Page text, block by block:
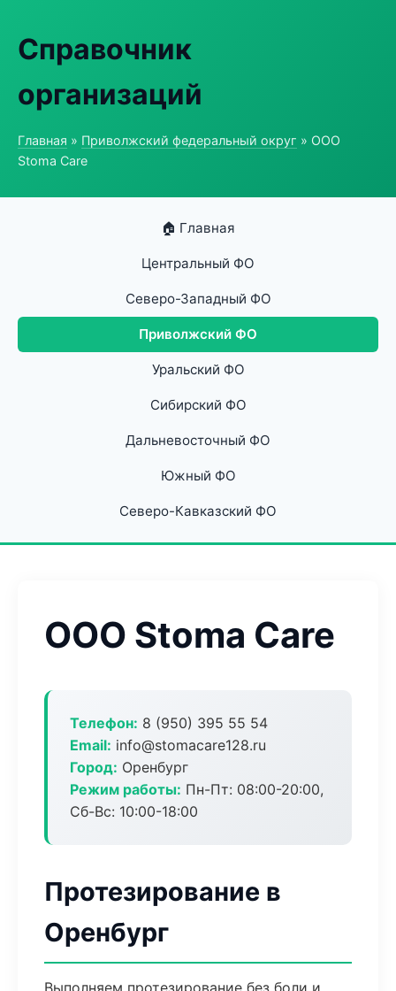
Справочник
организаций
Главная » Приволжский федеральный округ » ООО
Stoma Care
🏠 Главная
Центральный ФО
Северо-Западный ФО
Приволжский ФО
Уральский ФО
Сибирский ФО
Дальневосточный ФО
Южный ФО
Северо-Кавказский ФО
ООО Stoma Care
Телефон: 8 (950) 395 55 54
Email: info@stomacare128.ru
Город: Оренбург
Режим работы: Пн-Пт: 08:00-20:00,
Сб-Вс: 10:00-18:00
Протезирование в
Оренбург
Выполняем протезирование без боли и